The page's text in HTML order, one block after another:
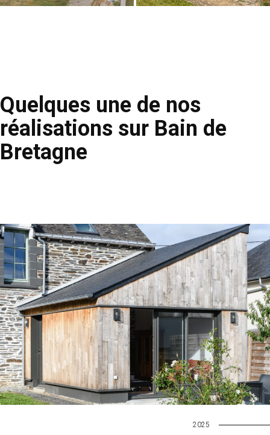
Quelques une de nos
réalisations sur Bain de
Bretagne
2025